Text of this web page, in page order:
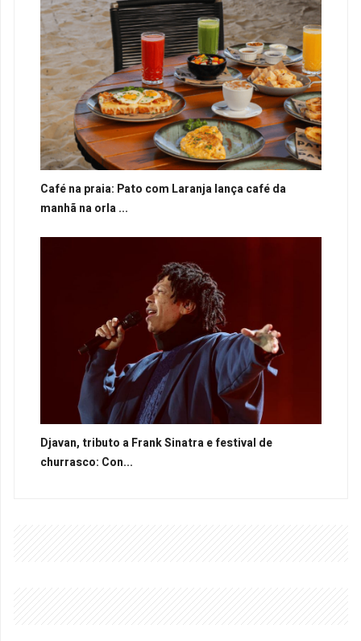
Café na praia: Pato com Laranja lança café da
manhã na orla ...
Djavan, tributo a Frank Sinatra e festival de
churrasco: Con...